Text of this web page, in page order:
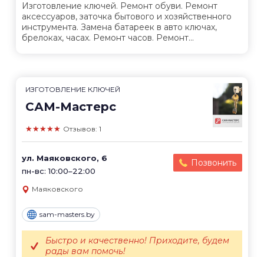
Изготовление ключей. Ремонт обуви. Ремонт
аксессуаров, заточка бытового и хозяйственного
инструмента. Замена батареек в авто ключах,
брелоках, часах. Ремонт часов. Ремонт...
ИЗГОТОВЛЕНИЕ КЛЮЧЕЙ
САМ-Мастерс
★★★★★ Отзывов: 1
ул. Маяковского, 6
пн-вс: 10:00–22:00
Позвонить
Маяковского
sam-masters.by
Быстро и качественно! Приходите, будем
рады вам помочь!